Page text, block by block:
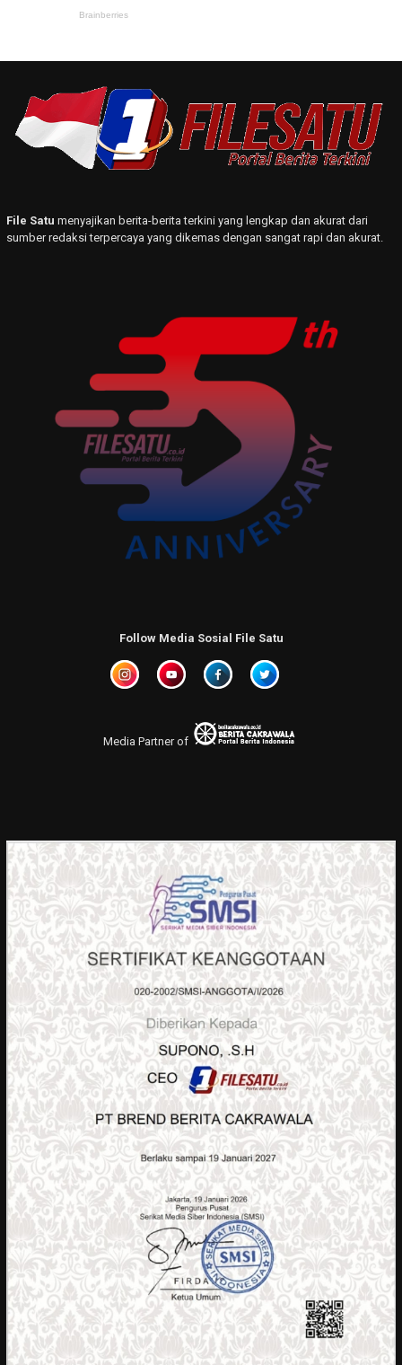
File Satu menyajikan berita-berita terkini yang lengkap dan akurat dari
sumber redaksi terpercaya yang dikemas dengan sangat rapi dan akurat.
Follow Media Sosial File Satu
Media Partner of